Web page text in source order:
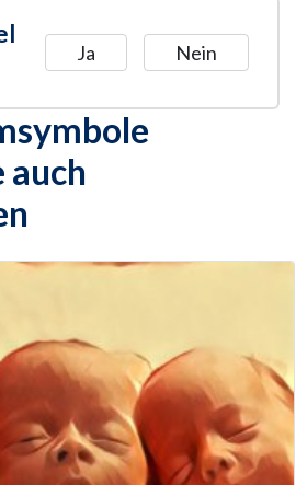
Ja Nein
auch